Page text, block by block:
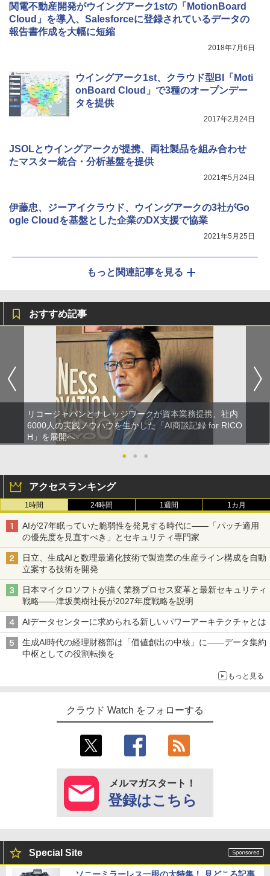
関電不動産開発がウイングアーク1stの「MotionBoard
Cloud」を導入、Salesforceに登録されているデータの
報告書作成を大幅に短縮
2018年7月6日
ウイングアーク1st、クラウド型BI「Moti
onBoard Cloud」で3種のオープンデー
タを提供
2017年2月24日
JSOLとウイングアークが提携、両社製品を組み合わせ
たマスター統合・分析基盤を提供
2021年5月24日
伊藤忠、ジーアイクラウド、ウイングアークの3社がGo
ogle Cloudを基盤とした企業のDX支援で協業
2021年5月25日
もっと関連記事を見る
おすすめ記事
リコージャパンとナレッジワークが資本業務提携、社内
6000人の実践ノウハウを生かした「AI商談記録 for RICO
H」を展開へ
●
● ●
アクセスランキング
1時間 24時間 1週間 1カ月
AIが27年眠っていた脆弱性を発見する時代に――「パッチ適用
の優先度を見直すべき」とセキュリティ専門家
日立、生成AIと数理最適化技術で製造業の生産ライン構成を自動
立案する技術を開発
日本マイクロソフトが描く業務プロセス変革と最新セキュリティ
戦略――津坂美樹社長が2027年度戦略を説明
AIデータセンターに求められる新しいパワーアーキテクチャとは
生成AI時代の経理財務部は「価値創出の中核」に――データ集約
中枢としての役割転換を
もっと見る
クラウド Watch をフォローする
メルマガスタート！
登録はこちら
Special Site